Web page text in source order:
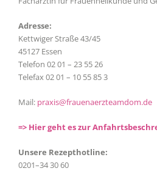
Adresse:
Kettwiger Straße 43/45
45127 Essen
Telefon 02 01 – 23 55 26
Telefax 02 01 – 10 55 85 3
Mail: praxis@frauenaerzteamdom.de
=> Hier geht es zur
Unsere Rezepthotline:
0201–34 30 60